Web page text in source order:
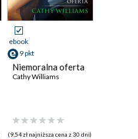
ebook
9 pkt
Niemoralna oferta
Cathy Williams
(9,54 zł najniższa cena z 30 dni)